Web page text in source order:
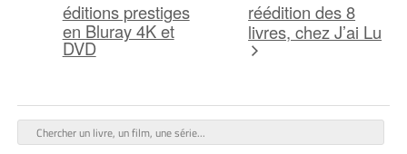
éditions prestiges
en Bluray 4K et
DVD
réédition des 8
livres, chez J’ai Lu